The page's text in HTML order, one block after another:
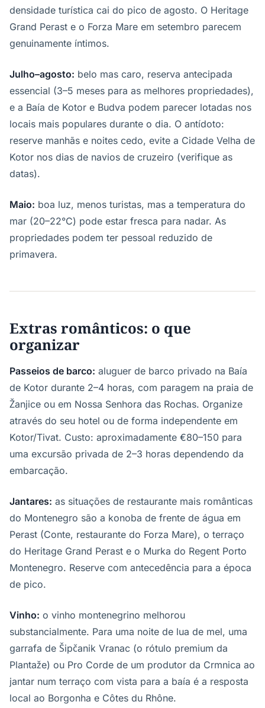
densidade turística cai do pico de agosto. O Heritage
Grand Perast e o Forza Mare em setembro parecem
genuinamente íntimos.
Julho–agosto: belo mas caro, reserva antecipada
essencial (3–5 meses para as melhores propriedades),
e a Baía de Kotor e Budva podem parecer lotadas nos
locais mais populares durante o dia. O antídoto:
reserve manhãs e noites cedo, evite a Cidade Velha de
Kotor nos dias de navios de cruzeiro (verifique as
datas).
Maio: boa luz, menos turistas, mas a temperatura do
mar (20–22°C) pode estar fresca para nadar. As
propriedades podem ter pessoal reduzido de
primavera.
Extras românticos: o que
organizar
Passeios de barco: aluguer de barco privado na Baía
de Kotor durante 2–4 horas, com paragem na praia de
Žanjice ou em Nossa Senhora das Rochas. Organize
através do seu hotel ou de forma independente em
Kotor/Tivat. Custo: aproximadamente €80–150 para
uma excursão privada de 2–3 horas dependendo da
embarcação.
Jantares: as situações de restaurante mais românticas
do Montenegro são a konoba de frente de água em
Perast (Conte, restaurante do Forza Mare), o terraço
do Heritage Grand Perast e o Murka do Regent Porto
Montenegro. Reserve com antecedência para a época
de pico.
Vinho: o vinho montenegrino melhorou
substancialmente. Para uma noite de lua de mel, uma
garrafa de Šipčanik Vranac (o rótulo premium da
Plantaže) ou Pro Corde de um produtor da Crmnica ao
jantar num terraço com vista para a baía é a resposta
local ao Borgonha e Côtes du Rhône.